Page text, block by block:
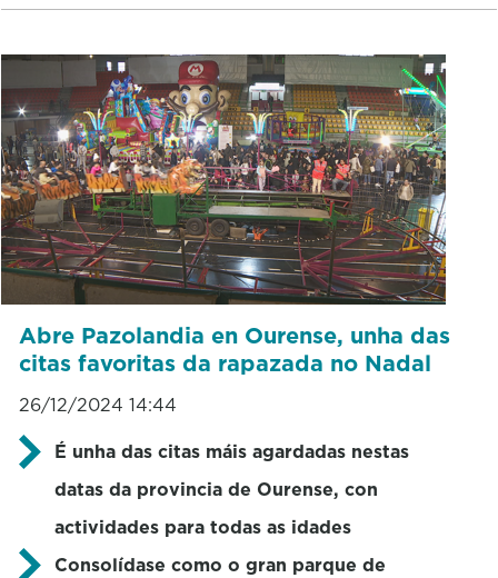
Abre Pazolandia en Ourense, unha das
citas favoritas da rapazada no Nadal
26/12/2024 14:44
É unha das citas máis agardadas nestas
datas da provincia de Ourense, con
actividades para todas as idades
Consolídase como o gran parque de